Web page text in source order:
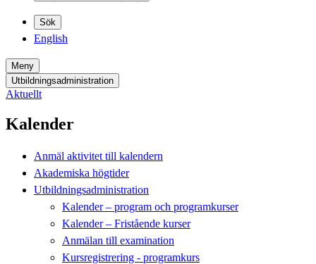
Sök
English
Meny
Utbildningsadministration
Aktuellt
Kalender
Anmäl aktivitet till kalendern
Akademiska högtider
Utbildningsadministration
Kalender – program och programkurser
Kalender – Fristående kurser
Anmälan till examination
Kursregistrering - programkurs